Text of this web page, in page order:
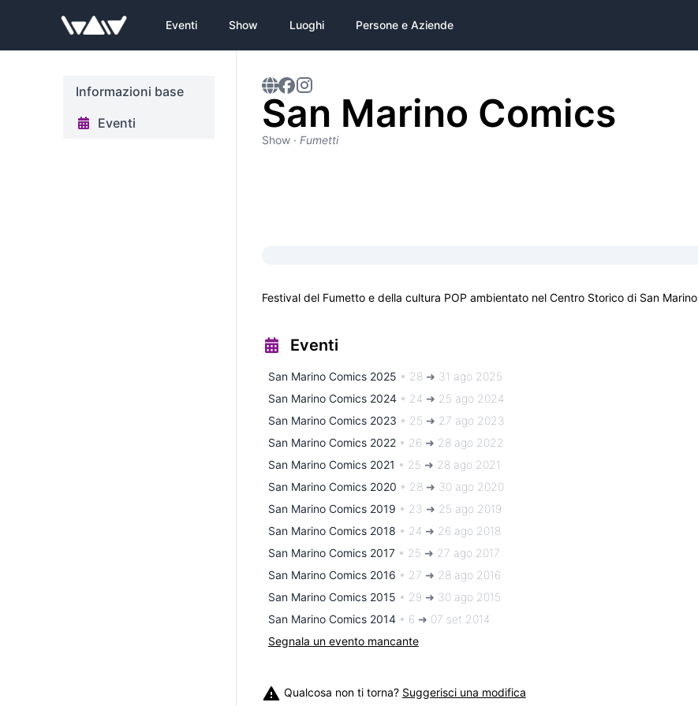
Eventi Show Luoghi Persone e Aziende
Informazioni base
Eventi
San Marino Comics
Show· Fumetti
Festival del Fumetto e della cultura POP ambientato nel Centro Storico di San Marino
Eventi
San Marino Comics 2025 • 28 ➜ 31 ago 2025
San Marino Comics 2024• 24 ➜ 25 ago 2024
San Marino Comics 2023 • 25 ➜ 27 ago 2023
San Marino Comics 2022• 26 ➜ 28 ago 2022
San Marino Comics 2021 • 25 ➜ 28 ago 2021
San Marino Comics 2020 • 28 ➜ 30 ago 2020
San Marino Comics 2019 • 23 ➜ 25 ago 2019
San Marino Comics 2018 • 24 ➜ 26 ago 2018
San Marino Comics 2017• 25 ➜ 27 ago 2017
San Marino Comics 2016 • 27 ➜ 28 ago 2016
San Marino Comics 2015 • 29 ➜ 30 ago 2015
San Marino Comics 2014• 6 ➜ 07 set 2014
Segnala un evento mancante
Qualcosa non ti torna? Suggerisci una modifica